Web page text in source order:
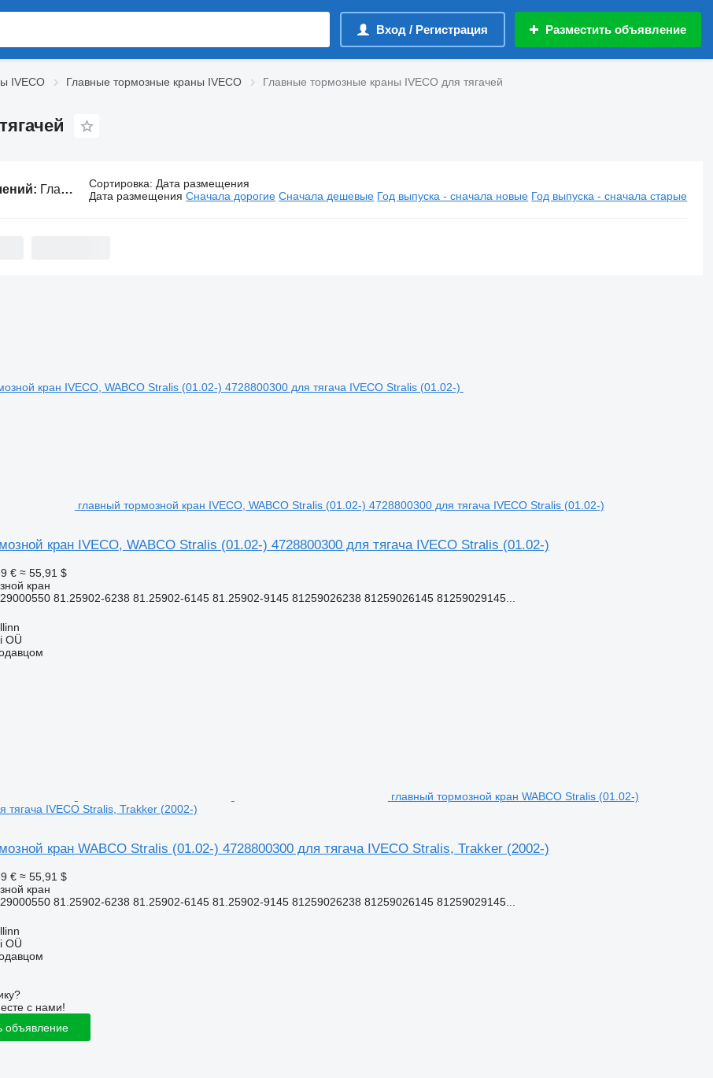
Вход / Регистрация Разместить объявление
IVECO Главные тормозные краны IVECO Главные тормозные краны IVECO для тягачей
Главные тормозные краны IVECO для тягачей Сортировка: Дата размещения
Дата размещения Сначала дорогие Сначала дешевые Год выпуска - сначала новые Год выпуска - сначала старые
главный тормозной кран IVECO, WABCO Stralis (01.02-) 4728800300 для тягача IVECO Stralis (01.02-)
кран IVECO, WABCO Stralis (01.02-) 4728800300 для тягача IVECO Stralis (01.02-)
€ ≈ 55,91 $
кран
81.25902-6238 81.25902-6145 81.25902-9145 81259026238 81259026145 81259029145...
OÜ
главный тормозной кран WABCO Stralis (01.02-)
тягача IVECO Stralis, Trakker (2002-)
кран WABCO Stralis (01.02-) 4728800300 для тягача IVECO Stralis, Trakker (2002-)
€ ≈ 55,91 $
кран
81.25902-6238 81.25902-6145 81.25902-9145 81259026238 81259026145 81259029145...
OÜ
с нами!
объявление